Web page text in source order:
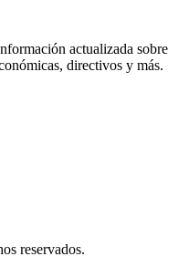
actualizada sobre
directivos y más.
reservados.